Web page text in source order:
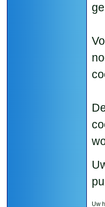
Uw